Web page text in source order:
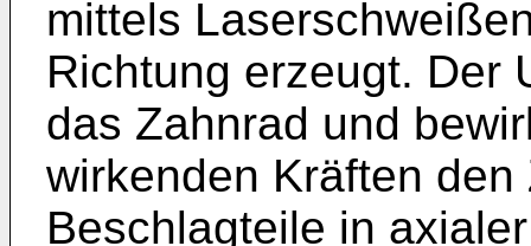
mittels
Richtung erzeugt. Der
das Zahnrad und
wirkenden Kräften
Beschlagteile in